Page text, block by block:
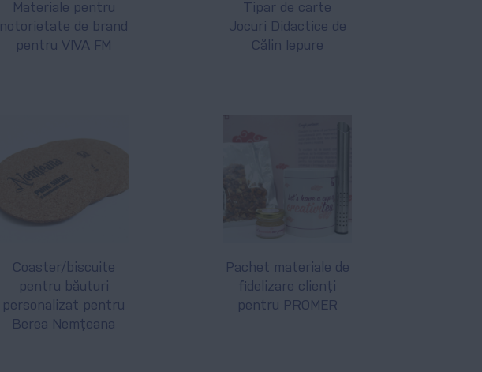
Materiale pentru
notorietate de brand
pentru VIVA FM
Tipar de carte
Jocuri Didactice de
Călin Iepure
Coaster/biscuite
pentru băuturi
personalizat pentru
Berea Nemțeana
Pachet materiale de
fidelizare clienți
pentru PROMER